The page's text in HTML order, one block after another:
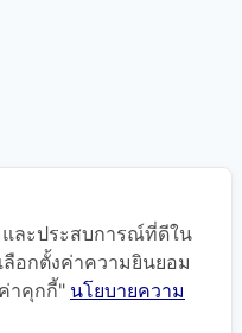
และประสบการณ์ที่ดีใน
อกตั้งค่าความยินยอม
าคุกกี้" นโยบายความ